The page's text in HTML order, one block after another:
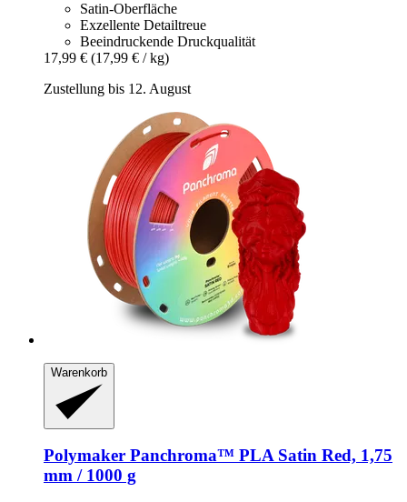
Satin-Oberfläche
Exzellente Detailtreue
Beeindruckende Druckqualität
17,99 € (17,99 € / kg)
Zustellung bis 12. August
Warenkorb
Polymaker Panchroma™ PLA Satin Red, 1,75
mm / 1000 g